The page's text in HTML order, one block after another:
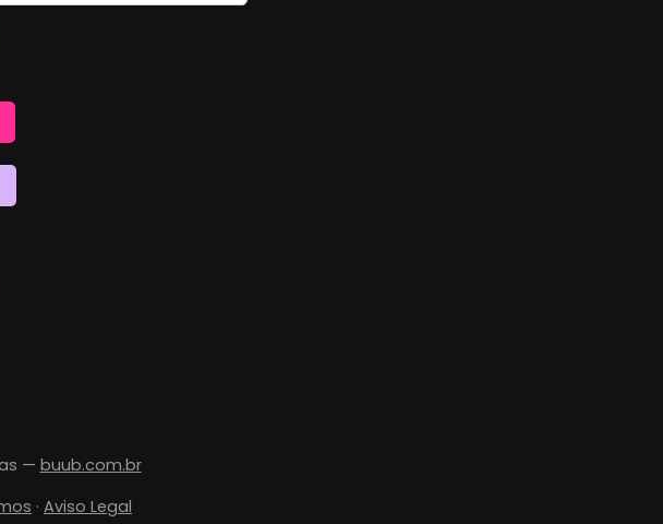
— buub.com.br
· Aviso Legal